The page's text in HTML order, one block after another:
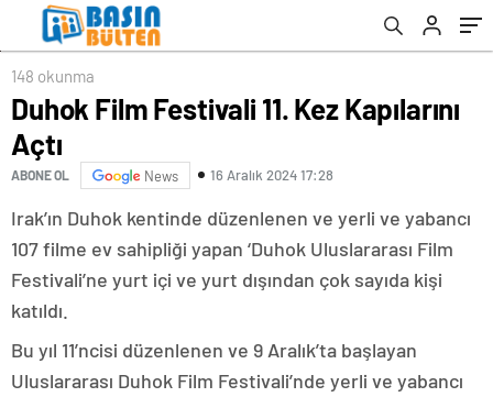
148 okunma
Duhok Film Festivali 11. Kez Kapılarını
Açtı
ABONE OL News 16 Aralık 2024 17:28
Irak’ın Duhok kentinde düzenlenen ve yerli ve yabancı
107 filme ev sahipliği yapan ‘Duhok Uluslararası Film
Festivali’ne yurt içi ve yurt dışından çok sayıda kişi
katıldı.
Bu yıl 11’ncisi düzenlenen ve 9 Aralık’ta başlayan
Uluslararası Duhok Film Festivali’nde yerli ve yabancı